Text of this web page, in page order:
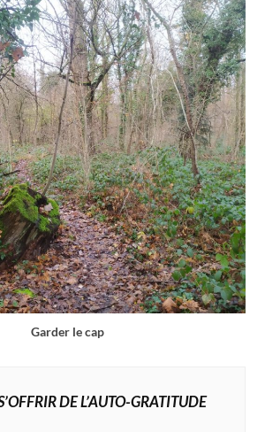
Garder le cap
DE L’AUTO-GRATITUDE